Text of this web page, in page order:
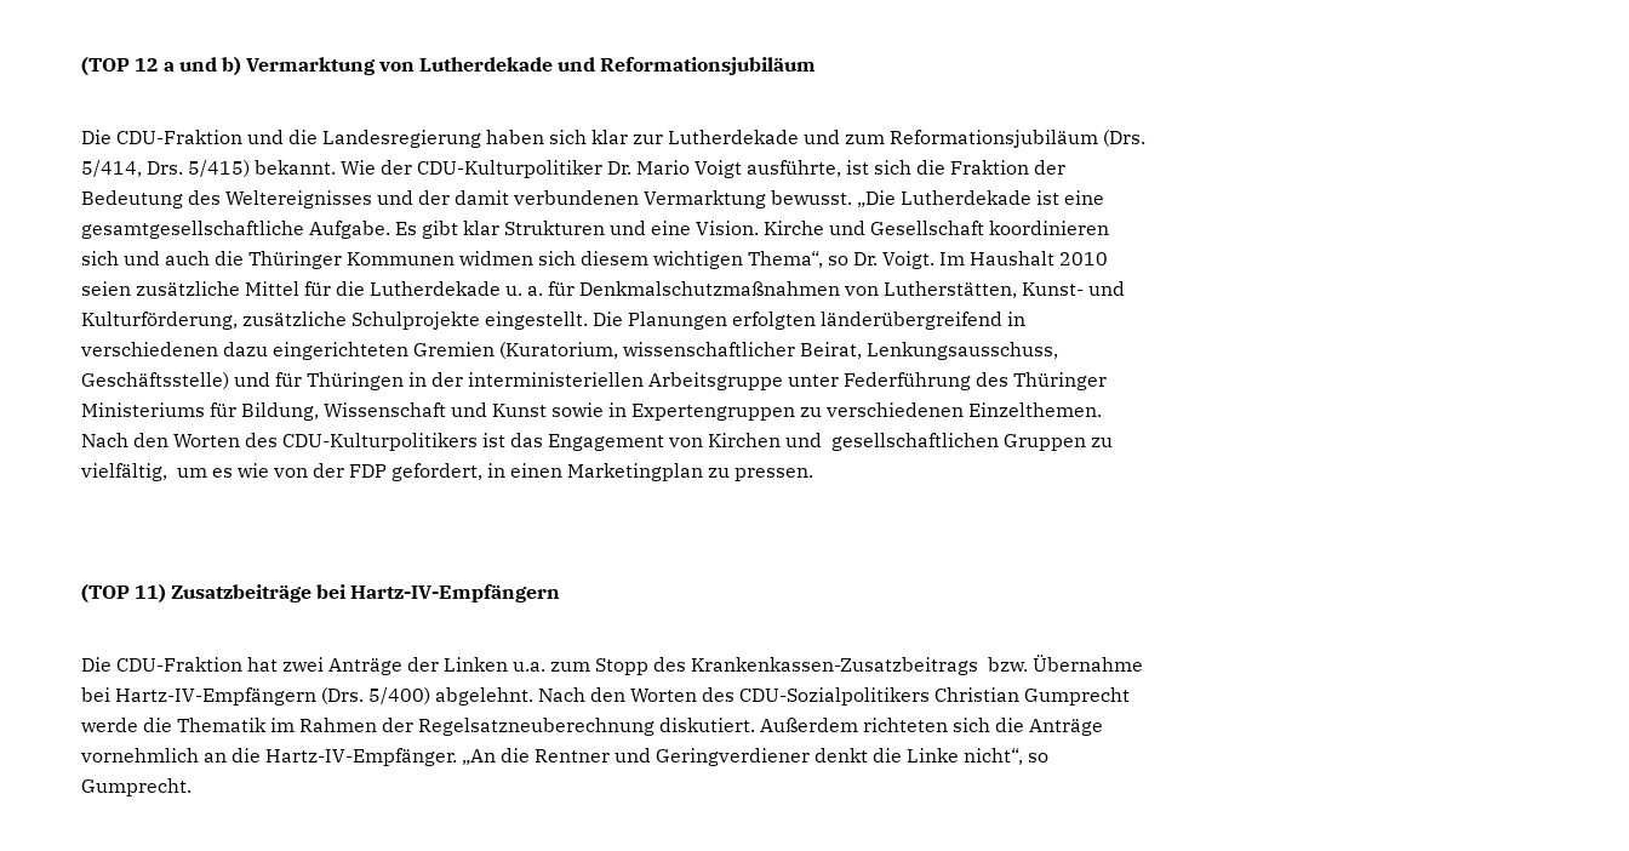
(TOP 12 a und b) Vermarktung von Lutherdekade und Reformationsjubiläum
Die CDU-Fraktion und die Landesregierung haben sich klar zur Lutherdekade und zum Reformationsjubiläum (Drs.
5/414, Drs. 5/415) bekannt. Wie der CDU-Kulturpolitiker Dr. Mario Voigt ausführte, ist sich die Fraktion der
Bedeutung des Weltereignisses und der damit verbundenen Vermarktung bewusst. „Die Lutherdekade ist eine
gesamtgesellschaftliche Aufgabe. Es gibt klar Strukturen und eine Vision. Kirche und Gesellschaft koordinieren
sich und auch die Thüringer Kommunen widmen sich diesem wichtigen Thema“, so Dr. Voigt. Im Haushalt 2010
seien zusätzliche Mittel für die Lutherdekade u. a. für Denkmalschutzmaßnahmen von Lutherstätten, Kunst- und
Kulturförderung, zusätzliche Schulprojekte eingestellt. Die Planungen erfolgten länderübergreifend in
verschiedenen dazu eingerichteten Gremien (Kuratorium, wissenschaftlicher Beirat, Lenkungsausschuss,
Geschäftsstelle) und für Thüringen in der interministeriellen Arbeitsgruppe unter Federführung des Thüringer
Ministeriums für Bildung, Wissenschaft und Kunst sowie in Expertengruppen zu verschiedenen Einzelthemen.
Nach den Worten des CDU-Kulturpolitikers ist das Engagement von Kirchen und gesellschaftlichen Gruppen zu
vielfältig, um es wie von der FDP gefordert, in einen Marketingplan zu pressen.
(TOP 11) Zusatzbeiträge bei Hartz-IV-Empfängern
Die CDU-Fraktion hat zwei Anträge der Linken u.a. zum Stopp des Krankenkassen-Zusatzbeitrags bzw. Übernahme
bei Hartz-IV-Empfängern (Drs. 5/400) abgelehnt. Nach den Worten des CDU-Sozialpolitikers Christian Gumprecht
werde die Thematik im Rahmen der Regelsatzneuberechnung diskutiert. Außerdem richteten sich die Anträge
vornehmlich an die Hartz-IV-Empfänger. „An die Rentner und Geringverdiener denkt die Linke nicht“, so
Gumprecht.